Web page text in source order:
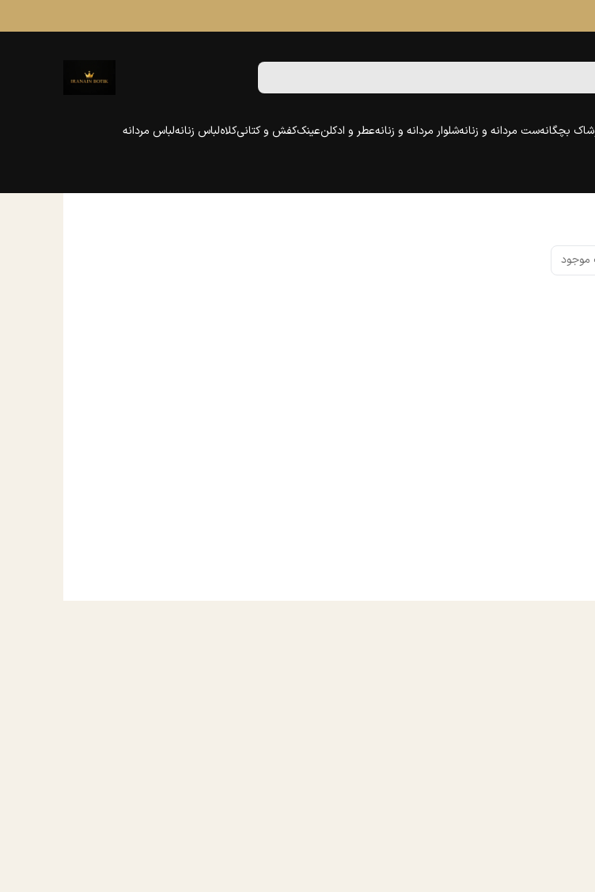
بچگانهست مردانه و زنانهشلوار مردانه و زنانهعطر و ادکلنعینککفش و کتانیکلاهلباس زنانهلباس مردانه